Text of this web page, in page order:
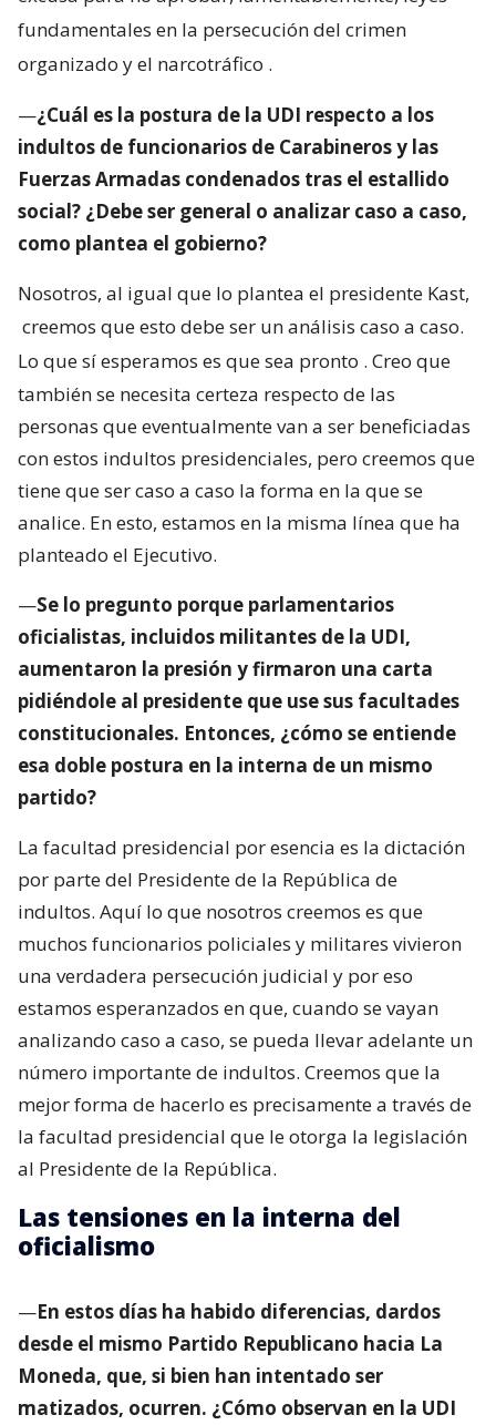
fundamentales en la persecución del crimen
organizado y el narcotráfico .
—¿Cuál es la postura de la UDI respecto a los
indultos de funcionarios de Carabineros y las
Fuerzas Armadas condenados tras el estallido
social? ¿Debe ser general o analizar caso a caso,
como plantea el gobierno?
Nosotros, al igual que lo plantea el presidente Kast,
creemos que esto debe ser un análisis caso a caso.
Lo que sí esperamos es que sea pronto . Creo que
también se necesita certeza respecto de las
personas que eventualmente van a ser beneficiadas
con estos indultos presidenciales, pero creemos que
tiene que ser caso a caso la forma en la que se
analice. En esto, estamos en la misma línea que ha
planteado el Ejecutivo.
—Se lo pregunto porque parlamentarios
oficialistas, incluidos militantes de la UDI,
aumentaron la presión y firmaron una carta
pidiéndole al presidente que use sus facultades
constitucionales. Entonces, ¿cómo se entiende
esa doble postura en la interna de un mismo
partido?
La facultad presidencial por esencia es la dictación
por parte del Presidente de la República de
indultos. Aquí lo que nosotros creemos es que
muchos funcionarios policiales y militares vivieron
una verdadera persecución judicial y por eso
estamos esperanzados en que, cuando se vayan
analizando caso a caso, se pueda llevar adelante un
número importante de indultos. Creemos que la
mejor forma de hacerlo es precisamente a través de
la facultad presidencial que le otorga la legislación
al Presidente de la República.
Las tensiones en la interna del
oficialismo
—En estos días ha habido diferencias, dardos
desde el mismo Partido Republicano hacia La
Moneda, que, si bien han intentado ser
matizados, ocurren. ¿Cómo observan en la UDI